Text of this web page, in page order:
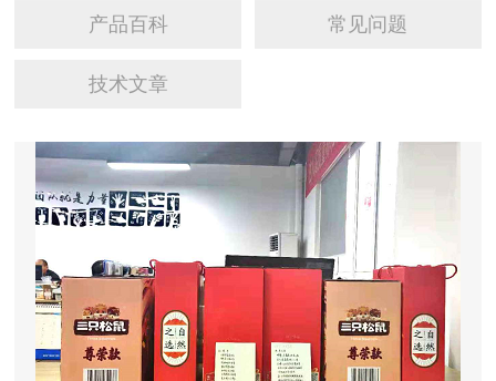
产品百科 常见问题
技术文章